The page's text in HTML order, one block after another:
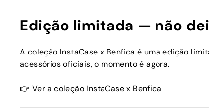
Edição limitada — não
A coleção InstaCase x Benfica é uma edição
acessórios oficiais, o momento é agora.
👉 Ver a coleção InstaCase x Benfica